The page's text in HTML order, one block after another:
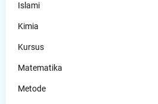
Islami
Kimia
Kursus
Matematika
Metode